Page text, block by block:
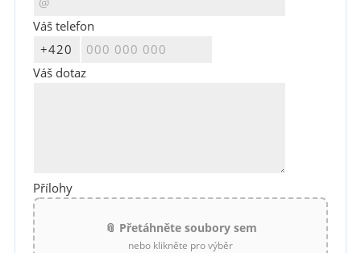
Váš telefon
Váš dotaz
Přílohy
📎 Přetáhněte soubory sem
nebo klikněte pro výběr